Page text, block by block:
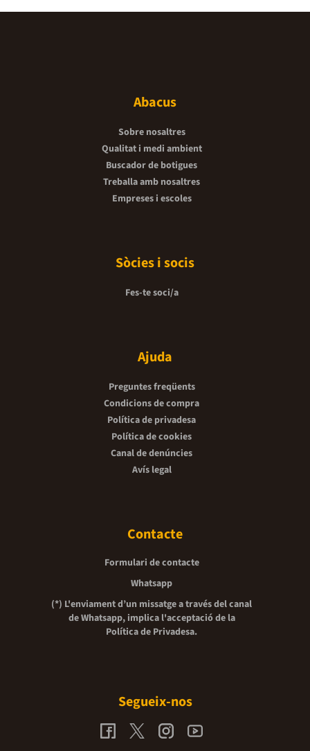
Abacus
Sobre nosaltres
Qualitat i medi ambient
Buscador de botigues
Treballa amb nosaltres
Empreses i escoles
Sòcies i socis
Fes-te soci/a
Ajuda
Preguntes freqüents
Condicions de compra
Política de privadesa
Política de cookies
Canal de denúncies
Avís legal
Contacte
Formulari de contacte
Whatsapp
(*) L'enviament d’un missatge a través del canal
de Whatsapp, implica l'acceptació de la
Política de Privadesa.
Segueix-nos